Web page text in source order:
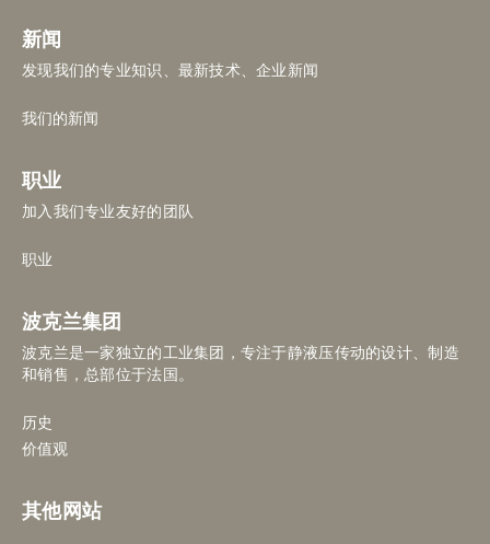
新闻
发现我们的专业知识、最新技术、企业新闻
我们的新闻
职业
加入我们专业友好的团队
职业
波克兰集团
波克兰是一家独立的工业集团，专注于静液压传动的设计、制造
和销售，总部位于法国。
历史
价值观
其他网站